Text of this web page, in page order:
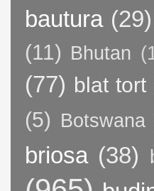
bautura (29)
(11) Bhutan
(77) blat tort
(5) Botswana
briosa (38)